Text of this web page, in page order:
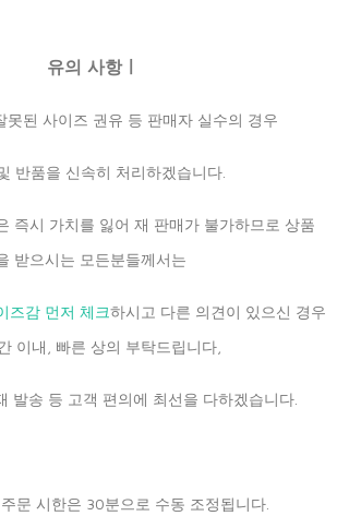
유의 사항ㅣ
못된 사이즈 권유 등 판매자 실수의 경우
반품을 신속히 처리하겠습니다.
즉시 가치를 잃어 재 판매가 불가하므로 상품
받으시는 모든분들께서는
즈감 먼저 체크하시고 다른 의견이 있으신 경우
이내, 빠른 상의 부탁드립니다,
발송 등 고객 편의에 최선을 다하겠습니다.
문 시한은 30분으로 수동 조정됩니다.